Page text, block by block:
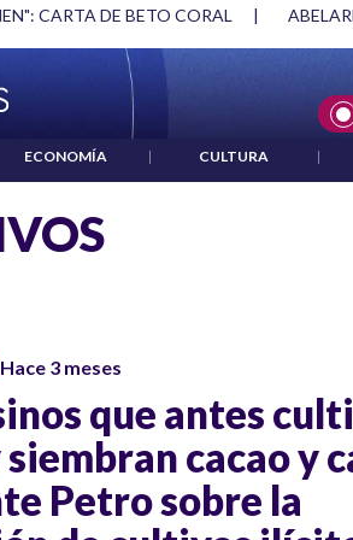
CARTA DE BETO CORAL |
ECONOMÍA | CULTURA |
Hace 3 meses
que antes
siembran cacao y
Petro sobre la